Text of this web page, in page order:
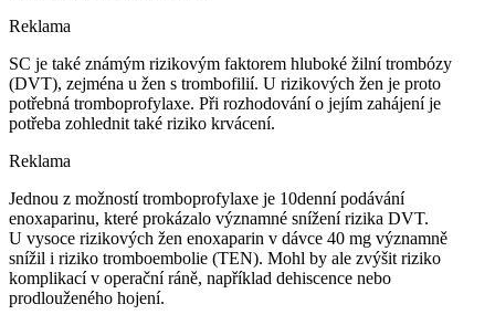
Reklama
SC je také známým rizikovým faktorem hluboké žilní trombózy
(DVT), zejména u žen s trombofilií. U rizikových žen je proto
potřebná tromboprofylaxe. Při rozhodování o jejím zahájení je
potřeba zohlednit také riziko krvácení.
Reklama
Jednou z možností tromboprofylaxe je 10denní podávání
enoxaparinu, které prokázalo významné snížení rizika DVT.
U vysoce rizikových žen enoxaparin v dávce 40 mg významně
snížil i riziko tromboembolie (TEN). Mohl by ale zvýšit riziko
komplikací v operační ráně, například dehiscence nebo
prodlouženého hojení.